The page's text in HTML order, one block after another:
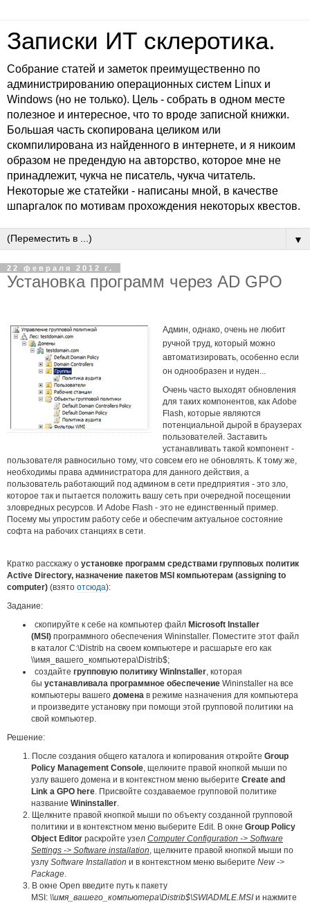
Записки ИТ склеротика.
Собрание статей и заметок преимущественно по
администрированию операционных систем Linux и
Windows (но не только). Цель - собрать в одном месте
полезное и интересное, что то вроде записной книжки.
Большая часть скопирована целиком или
скомпилирована из найденного в интернете, и я никоим
образом не предендую на авторство, которое мне не
принадлежит, чукча не писатель, чукча читатель.
Некоторые же статейки - написаны мной, в качестве
шпаргалок по мотивам прохождения некоторых квестов.
▼
22 февраля 2012 г.
Установка программ через AD GPO
Админ, однако, очень не любит
ручной труд, который можно
автоматизировать, особенно если
он однообразен и нуден...
Очень часто выходят обновления
для таких компонентов, как Adobe
Flash, которые являются
потенциальной дырой в браузерах
пользователей. Заставить
устанавливать такой компонент -
пользователя равносильно тому, что совсем его не обновлять. К тому же,
необходимы права администратора для данного действия, а
пользователь работающий под админом в сети предприятия - это зло,
которое так и пытается положить вашу сеть при очередной посещении
зловредных ресурсов. И Adobe Flash - это не единственный пример.
Посему мы упростим работу себе и обеспечим актуальное состояние
софта на рабочих станциях в сети.
Кратко расскажу о установке программ средствами групповых политик
Active Directory, назначение пакетов MSI компьютерам (assigning to
computer) (взято отсюда):
Задание:
скопируйте к себе на компьютер файл Microsoft Installer
(MSI) программного обеспечения Wininstaller. Поместите этот файл
в каталог C:\Distrib на своем компьютере и расшарьте его как
\\имя_вашего_компьютера\Distrib$;
создайте групповую политику WinInstaller , которая
бы устанавливала программное обеспечение Wininstaller на все
компьютеры вашего домена в режиме назначения для компьютера
и произведите установку при помощи этой групповой политики на
свой компьютер.
Решение:
После создания общего каталога и копирования откройте Group
Policy Management Console , щелкните правой кнопкой мыши по
узлу вашего домена и в контекстном меню выберите Create and
Link a GPO here . Присвойте создаваемое групповой политике
название Wininstaller
Щелкните правой кнопкой мыши по объекту созданной групповой
политики и в контекстном меню выберите Edit. В окне Group Policy
Object Editor раскройте узел Computer Configuration -> Software
Settings -> Software installation , щелкните правой кнопкой мыши по
узлу Software Installation и в контекстном меню выберите New ->
Package
В окне Open введите путь к пакету
MSI: \\имя_вашего_компьютера\Distrib$\SWIADMLE.MSI и нажмите